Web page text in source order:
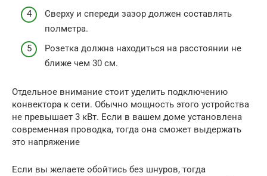
Сверху и спереди зазор должен составлять
полметра.
Розетка должна находиться на расстоянии не
ближе чем 30 см.
Отдельное внимание стоит уделить подключению
конвектора к сети. Обычно мощность этого устройства
не превышает 3 кВт. Если в вашем доме установлена
современная проводка, тогда она сможет выдержать
это напряжение
Если вы желаете обойтись без шнуров, тогда